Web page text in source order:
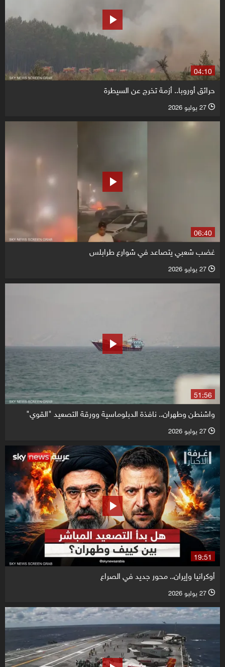
04:10
حرائق أوروبا.. أزمة تخرج عن السيطرة
l 27 يوليو 2026
06:40
غضب شعبي يتصاعد في شوارع طرابلس
l 27 يوليو 2026
51:56
واشنطن وطهران.. نافذة الدبلوماسية وورقة التصعيد "القوي"
l 27 يوليو 2026
19:51
أوكرانيا وإيران.. محور جديد في الصراع
l 27 يوليو 2026